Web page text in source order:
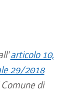
articolo 10,
29/2018
di